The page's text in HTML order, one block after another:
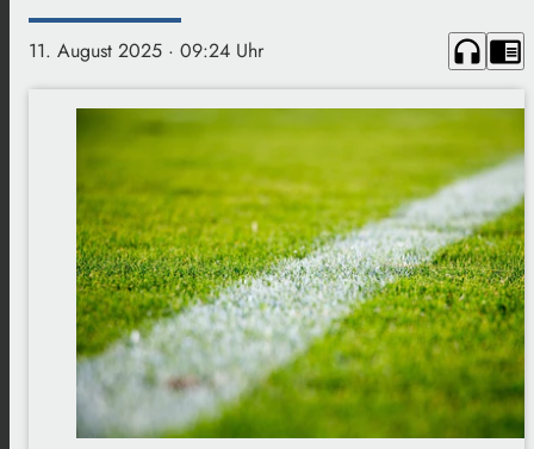
11. August 2025 · 09:24 Uhr headphones chrome_reader_mode